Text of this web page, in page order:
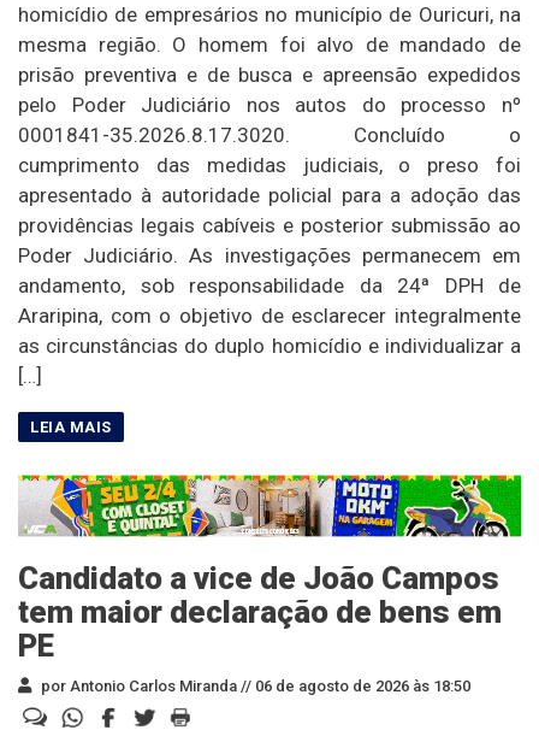
homicídio de empresários no município de Ouricuri, na
mesma região. O homem foi alvo de mandado de
prisão preventiva e de busca e apreensão expedidos
pelo Poder Judiciário nos autos do processo nº
0001841-35.2026.8.17.3020. Concluído o
cumprimento das medidas judiciais, o preso foi
apresentado à autoridade policial para a adoção das
providências legais cabíveis e posterior submissão ao
Poder Judiciário. As investigações permanecem em
andamento, sob responsabilidade da 24ª DPH de
Araripina, com o objetivo de esclarecer integralmente
as circunstâncias do duplo homicídio e individualizar a
[…]
Candidato a vice de João Campos
tem maior declaração de bens em
PE
por Antonio Carlos Miranda // 06 de agosto de 2026 às 18:50